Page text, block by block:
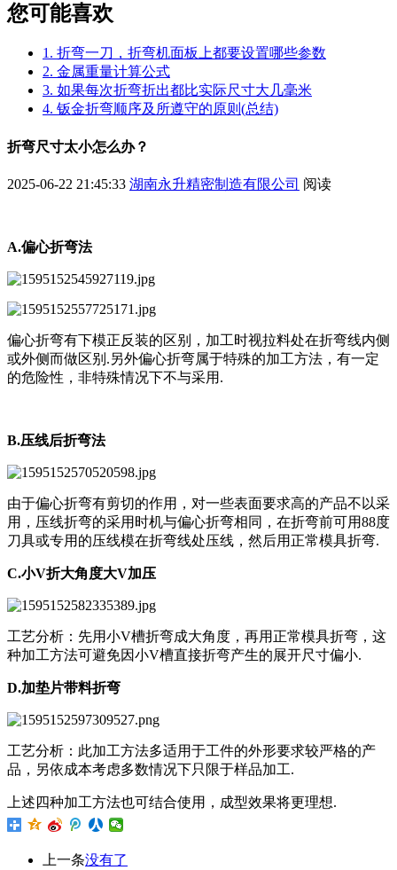
您可能喜欢
1. 折弯一刀，折弯机面板上都要设置哪些参数
2. 金属重量计算公式
3. 如果每次折弯折出都比实际尺寸大几毫米
4. 钣金折弯顺序及所遵守的原则(总结)
折弯尺寸太小怎么办？
2025-06-22 21:45:33 湖南永升精密制造有限公司 阅读
A.偏心折弯法
偏心折弯有下模正反装的区别，加工时视拉料处在折弯线内侧
或外侧而做区别.另外偏心折弯属于特殊的加工方法，有一定
的危险性，非特殊情况下不与采用.
B.压线后折弯法
由于偏心折弯有剪切的作用，对一些表面要求高的产品不以采
用，压线折弯的采用时机与偏心折弯相同，在折弯前可用88度
刀具或专用的压线模在折弯线处压线，然后用正常模具折弯.
C.小V折大角度大V加压
工艺分析：先用小V槽折弯成大角度，再用正常模具折弯，这
种加工方法可避免因小V槽直接折弯产生的展开尺寸偏小.
D.加垫片带料折弯
工艺分析：此加工方法多适用于工件的外形要求较严格的产
品，另依成本考虑多数情况下只限于样品加工.
上述四种加工方法也可结合使用，成型效果将更理想.
上一条没有了